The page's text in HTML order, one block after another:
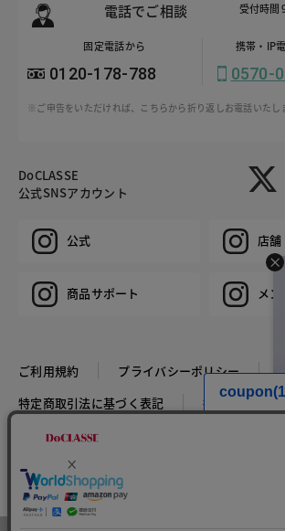
電話でご相談 受付時間
固定電話から
0120-178-788
携帯・IP
0570-
※ご申告をいただければ、こちらから折り返しお電話いたし
DoCLASSE
公式SNSアカウント
公式 店舗
商品サポート メンズ
ご利用規約
プライバシーポリシー
特定商取引法に基づく表記
推奨環境
COPYRIGHT © DoCLASSE ALL RIGHTS RESERVED.